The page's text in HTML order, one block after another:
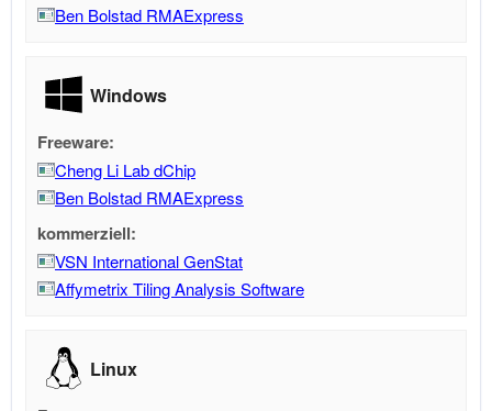
Ben Bolstad RMAExpress
Windows
Freeware:
Cheng Li Lab dChip
Ben Bolstad RMAExpress
kommerziell:
VSN International GenStat
Affymetrix Tiling Analysis Software
Linux